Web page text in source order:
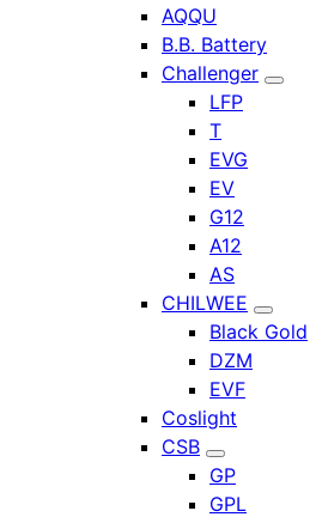
AQQU
B.B. Battery
Challenger
LFP
T
EVG
EV
G12
A12
AS
CHILWEE
Black Gold
DZM
EVF
Coslight
CSB
GP
GPL